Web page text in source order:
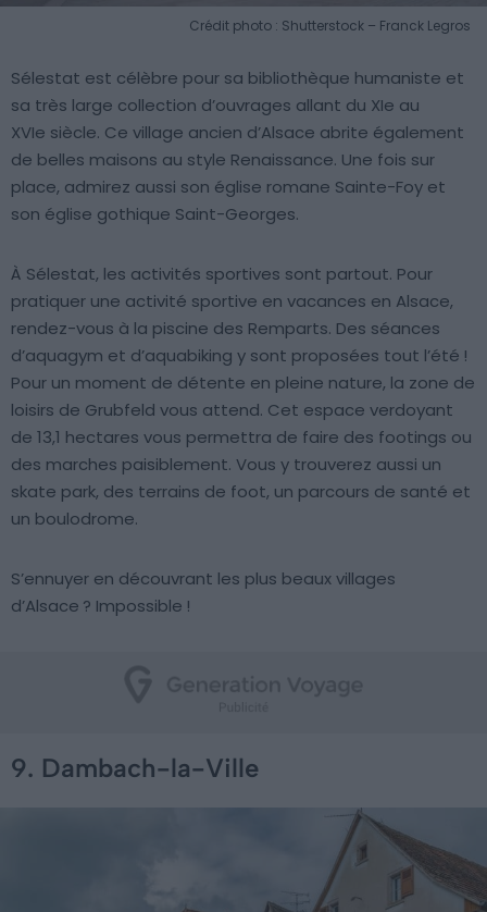
Crédit photo : Shutterstock – Franck Legros
Sélestat est célèbre pour sa bibliothèque humaniste et
sa très large collection d’ouvrages allant du XIe au
XVIe siècle. Ce village ancien d’Alsace abrite également
de belles maisons au style Renaissance. Une fois sur
place, admirez aussi son église romane Sainte-Foy et
son église gothique Saint-Georges.
À Sélestat, les activités sportives sont partout. Pour
pratiquer une activité sportive en vacances en Alsace,
rendez-vous à la piscine des Remparts. Des séances
d’aquagym et d’aquabiking y sont proposées tout l’été !
Pour un moment de détente en pleine nature, la zone de
loisirs de Grubfeld vous attend. Cet espace verdoyant
de 13,1 hectares vous permettra de faire des footings ou
des marches paisiblement. Vous y trouverez aussi un
skate park, des terrains de foot, un parcours de santé et
un boulodrome.
S’ennuyer en découvrant les plus beaux villages
d’Alsace ? Impossible !
9. Dambach-la-Ville